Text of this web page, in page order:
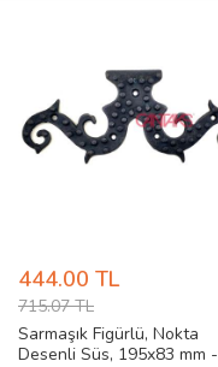
444.00 TL
715.07 TL
Sarmaşık Figürlü, Nokta
Desenli Süs, 195x83 mm -